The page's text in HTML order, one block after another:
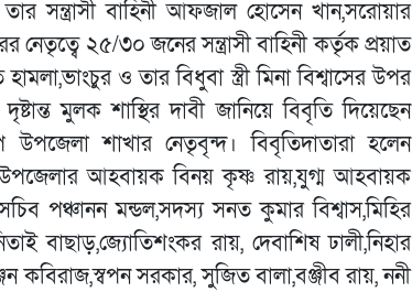
সন্ত্রাসী বাহিনী আফজাল হোসেন খান,সরোয়ার
২৫/৩০ জনের সন্ত্রাসী বাহিনী কর্তৃক প্রয়াত
ও তার বিধুবা স্ত্রী মিনা বিশ্বাসের উপর
মুলক শাস্থির দাবী জানিয়ে বিবৃতি দিয়েছেন
উপজেলা শাখার নেতৃবৃন্দ। বিবৃতিদাতারা হলেন
উপজেলার আহবায়ক বিনয় কৃষ্ণ রায়,যুগ্ম আহবায়ক
পঞ্চানন মন্ডল,সদস্য সনত কুমার বিশ্বাস,মিহির
বাছাড়,জ্যোতিশংকর রায়, দেবাশিষ ঢালী,নিহার
কবিরাজ,স্বপন সরকার, সুজিত বালা,বঞ্জীব রায়, ননী